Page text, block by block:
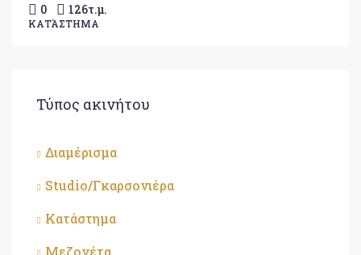
0 126τ.μ.
ΚΑΤΆΣΤΗΜΑ
Τύπος ακινήτου
Διαμέρισμα
Studio/Γκαρσονιέρα
Κατάστημα
Μεζονέτα